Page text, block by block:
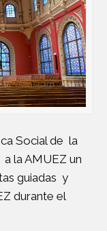
Social de la
la AMUEZ un
guiadas y
durante el